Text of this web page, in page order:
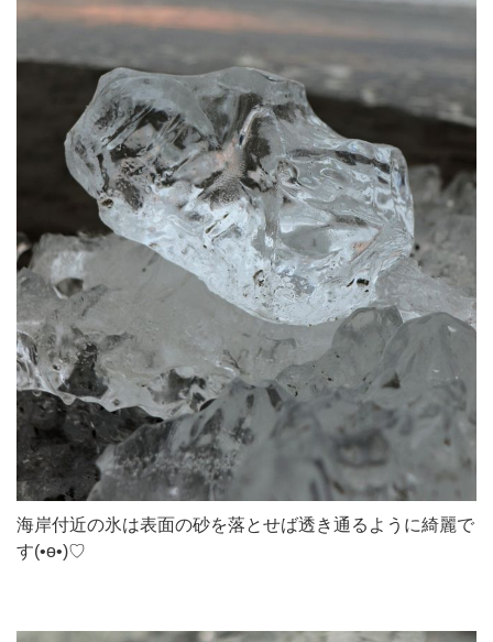
海岸付近の氷は表面の砂を落とせば透き通るように綺麗で
す(•ө•)♡